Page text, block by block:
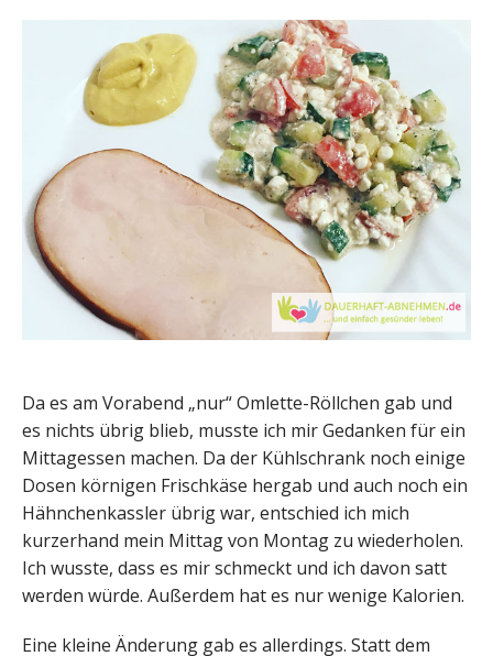
Da es am Vorabend „nur“ Omlette-Röllchen gab und
es nichts übrig blieb, musste ich mir Gedanken für ein
Mittagessen machen. Da der Kühlschrank noch einige
Dosen körnigen Frischkäse hergab und auch noch ein
Hähnchenkassler übrig war, entschied ich mich
kurzerhand mein Mittag von Montag zu wiederholen.
Ich wusste, dass es mir schmeckt und ich davon satt
werden würde. Außerdem hat es nur wenige Kalorien.
Eine kleine Änderung gab es allerdings. Statt dem